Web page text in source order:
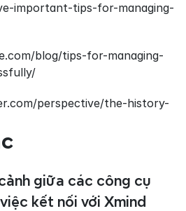
important-tips-for-managing-
blog/tips-for-managing-
perspective/the-history-
giữa các công cụ
kết nối với Xmind